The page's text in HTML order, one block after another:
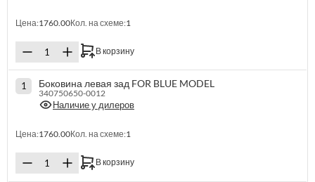
Цена:1760.00Кол. на схеме:1
В корзину
1 Боковина левая зад FOR BLUE MODEL
340750650-0012
Наличие у дилеров
Цена:1760.00Кол. на схеме:1
В корзину